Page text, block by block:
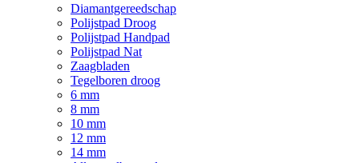
Diamantgereedschap
Polijstpad Droog
Polijstpad Handpad
Polijstpad Nat
Zaagbladen
Tegelboren droog
6 mm
8 mm
10 mm
12 mm
14 mm